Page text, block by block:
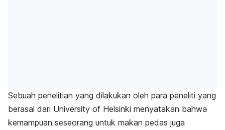
Sebuah penelitian yang dilakukan oleh para peneliti yang
berasal dari University of Helsinki menyatakan bahwa
kemampuan seseorang untuk makan pedas juga